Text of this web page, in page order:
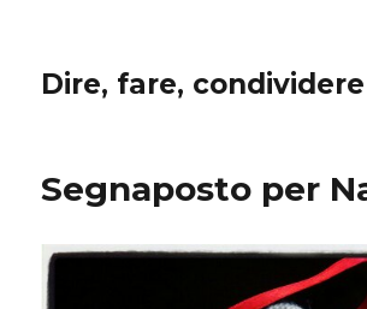
Dire, fare, condividere
Segnaposto per